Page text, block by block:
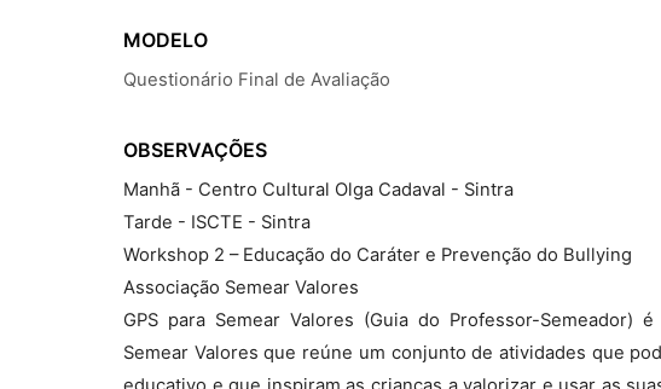
MODELO
Questionário Final de Avaliação
OBSERVAÇÕES
Manhã - Centro Cultural Olga Cadaval - Sintra
Tarde - ISCTE - Sintra
Workshop 2 – Educação do Caráter e Prevenção do Bullying
Associação Semear Valores
GPS para Semear Valores (Guia do Professor-Semeador)
Semear Valores que reúne um conjunto de atividades que